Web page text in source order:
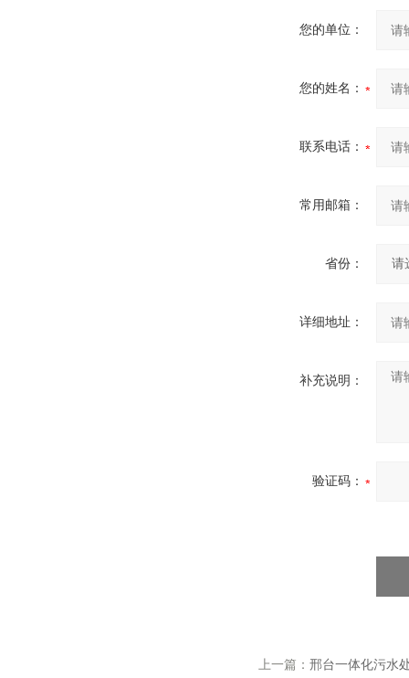
您的单位：
您的姓名：
联系电话：
常用邮箱：
省份：
详细地址：
补充说明：
验证码：
上一篇： 邢台一体化污水